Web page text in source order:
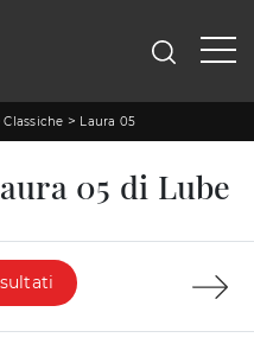
> Laura 05
05 di Lube